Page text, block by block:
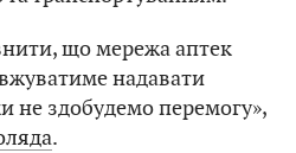
що мережа аптек
надавати
не здобудемо перемогу»,
.